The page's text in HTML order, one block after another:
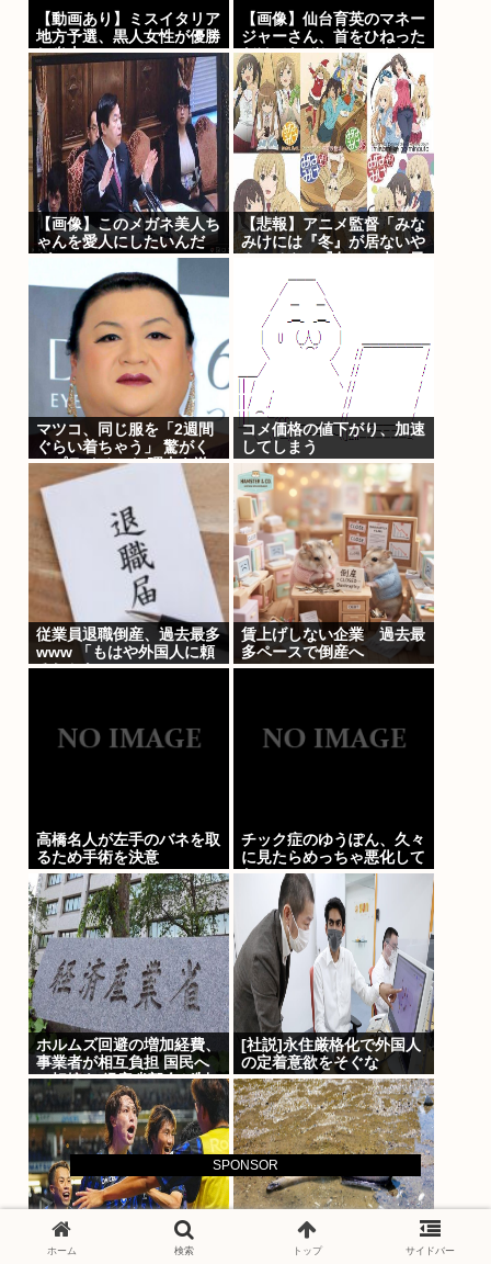
SPONSOR
【動画あり】ミスイタリア
地方予選、黒人女性が優勝
し炎上
【画像】仙台育英のマネー
ジャーさん、首をひねった
だけでなぜかウインクした
ことにされてしまうwww
【画像】このメガネ美人ち
ゃんを愛人にしたいんだ
が…
【悲報】アニメ監督「みな
みけには『冬』が居ないや
ん…せや！『冬』の末っ子
をアニメオリジナルで出
そ！」
マツコ、同じ服を「2週間
ぐらい着ちゃう」 驚がく
のプライベート 理由を激
白
コメ価格の値下がり、加速
してしまう
従業員退職倒産、過去最多
www 「もはや外国人に頼
るしかない」
賃上げしない企業 過去最
多ペースで倒産へ
高橋名人が左手のバネを取
るため手術を決意
チック症のゆうぽん、久々
に見たらめっちゃ悪化して
た…
ホルムズ回避の増加経費、
事業者が相互負担 国民へ
の転嫁も 経産省部会が制
度案
[社説]永住厳格化で外国人
の定着意欲をそぐな
【サッカー】G大阪が浦和
記録的猛暑の欧州。ドナウ
ホーム 検索 トップ サイドバー